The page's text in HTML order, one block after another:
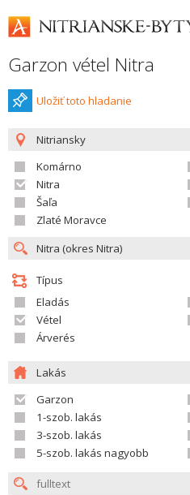
Garzon vétel Nitra
Uložiť toto hladanie
Nitriansky
Komárno
Nitra
Šaľa
Zlaté Moravce
Típus
Eladás
Vétel
Árverés
Lakás
Garzon
1-szob. lakás
3-szob. lakás
5-szob. lakás nagyobb